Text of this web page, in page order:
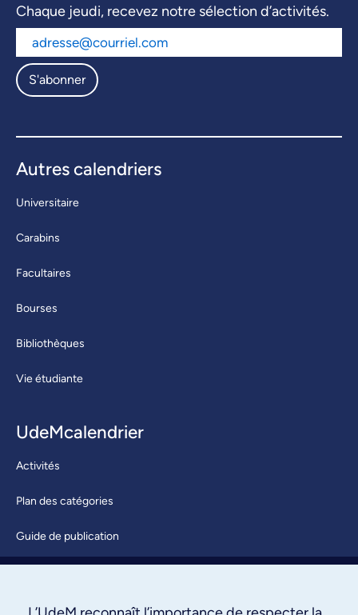
Chaque jeudi, recevez notre sélection d’activités.
S'abonner
Autres calendriers
Universitaire
Carabins
Facultaires
Bourses
Bibliothèques
Vie étudiante
UdeMcalendrier
Activités
Plan des catégories
Guide de publication
À propos / Nous joindre